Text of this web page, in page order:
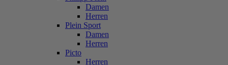
Damen
Herren
Plein Sport
Damen
Herren
Picto
Herren